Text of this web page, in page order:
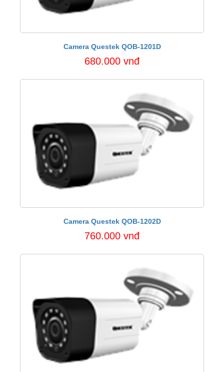
Camera Questek QOB-1201D
680.000 vnđ
Camera Questek QOB-1202D
760.000 vnđ